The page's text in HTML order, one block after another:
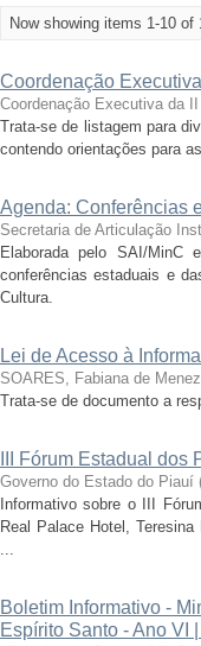
Now showing items 1-10 of
Coordenação
Coordenação Executiva da
Trata-se de listagem para
contendo orientações para
Agenda: Conferências
Secretaria de Articulação
Elaborada pelo SAI/
conferências estaduais e
Cultura.
Lei de Acesso à
SOARES, Fabiana de
Trata-se de documento a
III Fórum Estadual
Governo do Estado do Piauí
Informativo sobre o III
Real Palace Hotel,
...
Boletim Informativo -
Espírito Santo - Ano VI